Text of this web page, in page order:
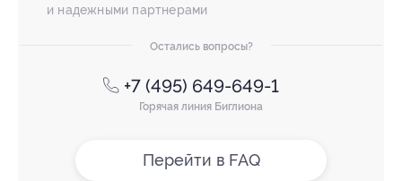
и надежными партнерами
Остались вопросы?
+7 (495) 649-649-1
Горячая линия Биглиона
Перейти в FAQ